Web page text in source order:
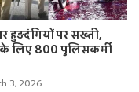
हुड़दंगियों पर सख्ती,
के लिए 800 पुलिसकर्मी
3, 2026